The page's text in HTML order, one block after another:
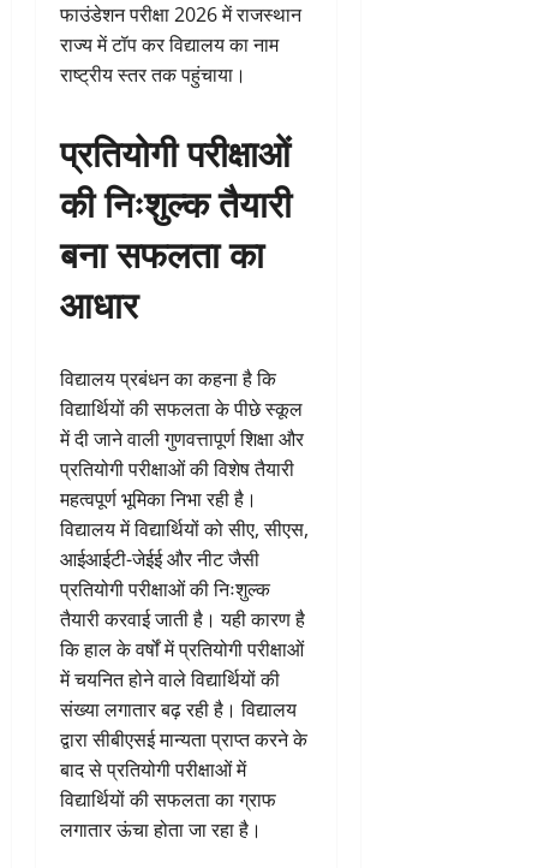
फाउंडेशन परीक्षा 2026 में राजस्थान
राज्य में टॉप कर विद्यालय का नाम
राष्ट्रीय स्तर तक पहुंचाया।
प्रतियोगी परीक्षाओं
की निःशुल्क तैयारी
बना सफलता का
आधार
विद्यालय प्रबंधन का कहना है कि
विद्यार्थियों की सफलता के पीछे स्कूल
में दी जाने वाली गुणवत्तापूर्ण शिक्षा और
प्रतियोगी परीक्षाओं की विशेष तैयारी
महत्वपूर्ण भूमिका निभा रही है।
विद्यालय में विद्यार्थियों को सीए, सीएस,
आईआईटी-जेईई और नीट जैसी
प्रतियोगी परीक्षाओं की निःशुल्क
तैयारी करवाई जाती है। यही कारण है
कि हाल के वर्षों में प्रतियोगी परीक्षाओं
में चयनित होने वाले विद्यार्थियों की
संख्या लगातार बढ़ रही है। विद्यालय
द्वारा सीबीएसई मान्यता प्राप्त करने के
बाद से प्रतियोगी परीक्षाओं में
विद्यार्थियों की सफलता का ग्राफ
लगातार ऊंचा होता जा रहा है।